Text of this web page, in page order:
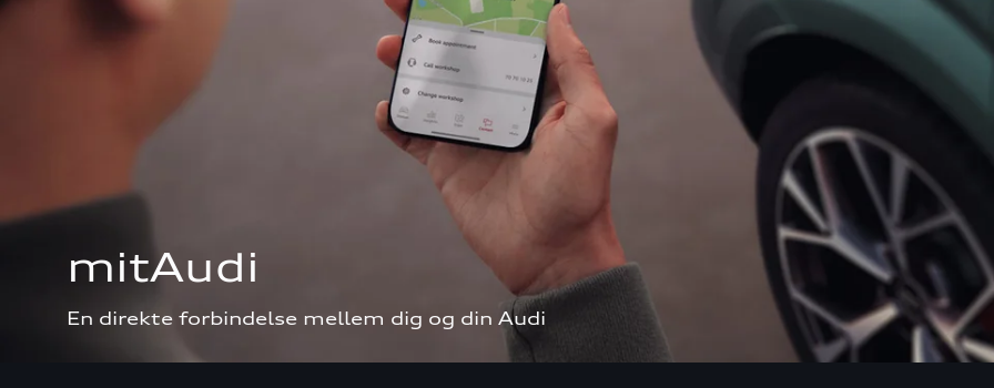
mitAudi
En direkte forbindelse mellem dig og din Audi